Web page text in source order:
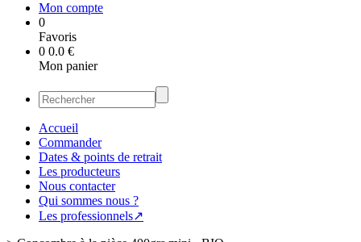
Mon compte
0
Favoris
0 0.0 €
Mon panier
Accueil
Commander
Dates & points de retrait
Les producteurs
Nous contacter
Qui sommes nous ?
Les professionnels↗